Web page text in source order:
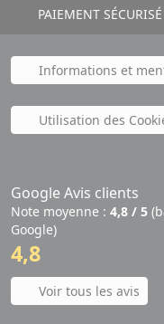
PAIEMENT SÉCURISÉ
Informations et
Utilisation des
Google Avis clients
Note moyenne : 4,8 / 5
Google)
4,8
Voir tous les avis